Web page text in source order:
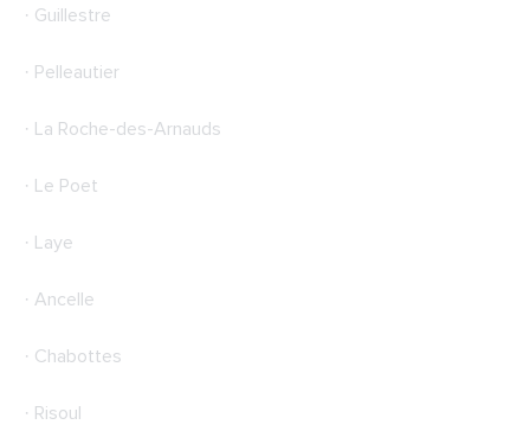
· Guillestre
· Pelleautier
· La Roche-des-Arnauds
· Le Poet
· Laye
· Ancelle
· Chabottes
· Risoul